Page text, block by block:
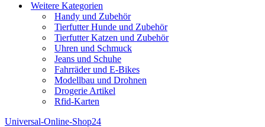
Weitere Kategorien
Handy und Zubehör
Tierfutter Hunde und Zubehör
Tierfutter Katzen und Zubehör
Uhren und Schmuck
Jeans und Schuhe
Fahrräder und E-Bikes
Modellbau und Drohnen
Drogerie Artikel
Rfid-Karten
Universal-Online-Shop24